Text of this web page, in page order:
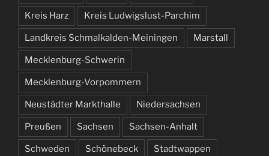
Kreis Harz Kreis Ludwigslust-Parchim
Landkreis Schmalkalden-Meiningen Marstall
Mecklenburg-Schwerin
Mecklenburg-Vorpommern
Neustädter Markthalle Niedersachsen
Preußen Sachsen Sachsen-Anhalt
Schweden Schönebeck Stadtwappen